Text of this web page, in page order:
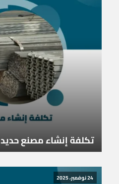
تكلفة إنشاء مصنع حديد
24 نوفمبر، 2025